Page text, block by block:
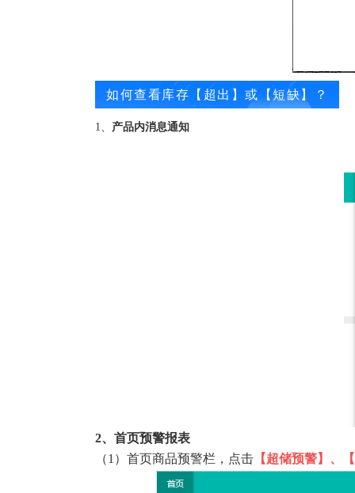
如何查看库存【超出】或【短缺】？
1、 产品内消息通知
2、首页预警报表
（1）首页商品预警栏，点击 【超储预警】 、